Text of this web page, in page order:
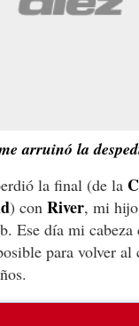
arruinó la
la final (de la
) con River, mi hijo
Ese día mi cabeza
para volver al